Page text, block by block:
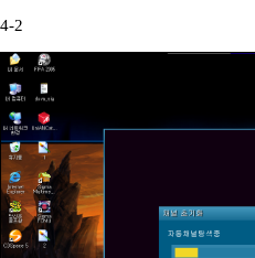
4-2